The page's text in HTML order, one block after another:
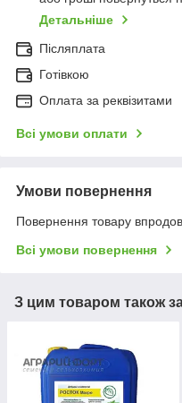
Детальніше
Післяплата
Готівкою
Оплата за реквізитами
Всі умови оплати
Умови повернення
Повернення товару
Всі умови повернення
З цим товаром також